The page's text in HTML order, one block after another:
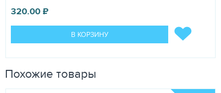
320.00₽
В КОРЗИНУ
Похожие товары